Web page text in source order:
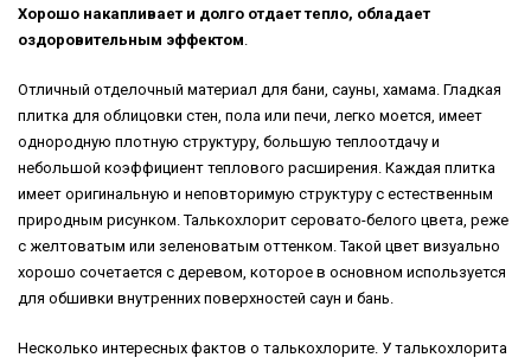
Хорошо накапливает и долго отдает тепло, обладает
оздоровительным эффектом.
Отличный отделочный материал для бани, сауны, хамама. Гладкая
плитка для облицовки стен, пола или печи, легко моется, имеет
однородную плотную структуру, большую теплоотдачу и
небольшой коэффициент теплового расширения. Каждая плитка
имеет оригинальную и неповторимую структуру с естественным
природным рисунком. Талькохлорит серовато-белого цвета, реже
с желтоватым или зеленоватым оттенком. Такой цвет визуально
хорошо сочетается с деревом, которое в основном используется
для обшивки внутренних поверхностей саун и бань.
Несколько интересных фактов о талькохлорите. У талькохлорита